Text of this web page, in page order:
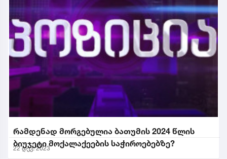
რამდენად მორგებულია ბათუმის 2024 წლის
ბიუჯეტი მოქალაქეების საჭიროებებზე?
22 დეკ. 2023